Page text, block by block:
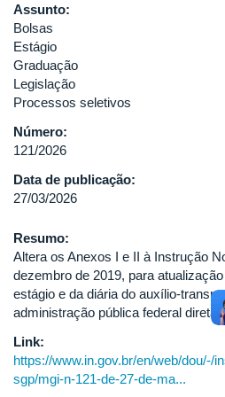
Assunto:
Bolsas
Estágio
Graduação
Legislação
Processos seletivos
Número:
121/2026
Data de publicação:
27/03/2026
Resumo:
Altera os Anexos I e II à Instrução
dezembro de 2019, para
estágio e da diária do auxílio-
administração pública federal
Link:
https://www.in.gov.br/en/web/dou/-/
sgp/mgi-n-121-de-27-de-ma...